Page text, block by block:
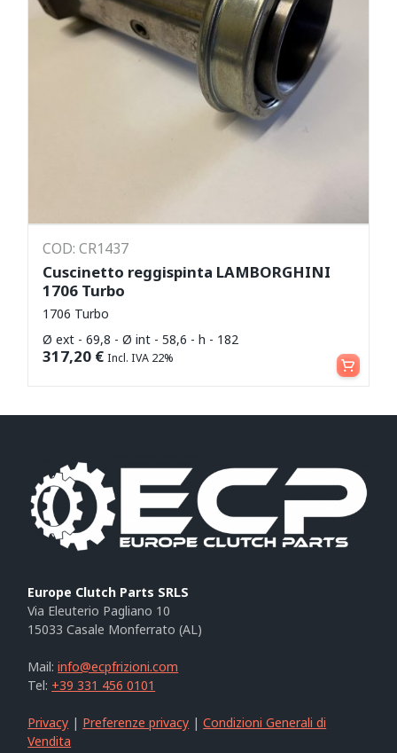
COD: CR1437
Cuscinetto reggispinta LAMBORGHINI
1706 Turbo
1706 Turbo
Ø ext - 69,8 - Ø int - 58,6 - h - 182
317,20 € Incl. IVA 22% Aggiungi al carrello
Europe Clutch Parts SRLS
Via Eleuterio Pagliano 10
15033 Casale Monferrato (AL)
Mail:info@ecpfrizioni.com
Tel: +39 331 456 0101
Privacy | Preferenze privacy |Condizioni Generali di
Vendita